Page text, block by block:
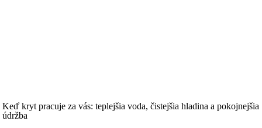
Keď kryt pracuje za vás: teplejšia voda, čistejšia hladina a pokojnejšia
údržba